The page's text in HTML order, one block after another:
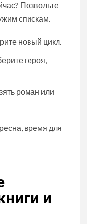
Позвольте
спискам.
новый цикл.
героя,
роман или
время для
и